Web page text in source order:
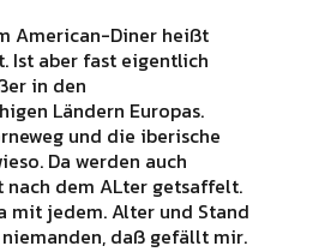
American-Diner heißt
Ist aber fast eigentlich
in den
Ländern Europas.
und die iberische
Da werden auch
nach dem ALter getsaffelt.
mit jedem. Alter und Stand
daß gefällt mir.